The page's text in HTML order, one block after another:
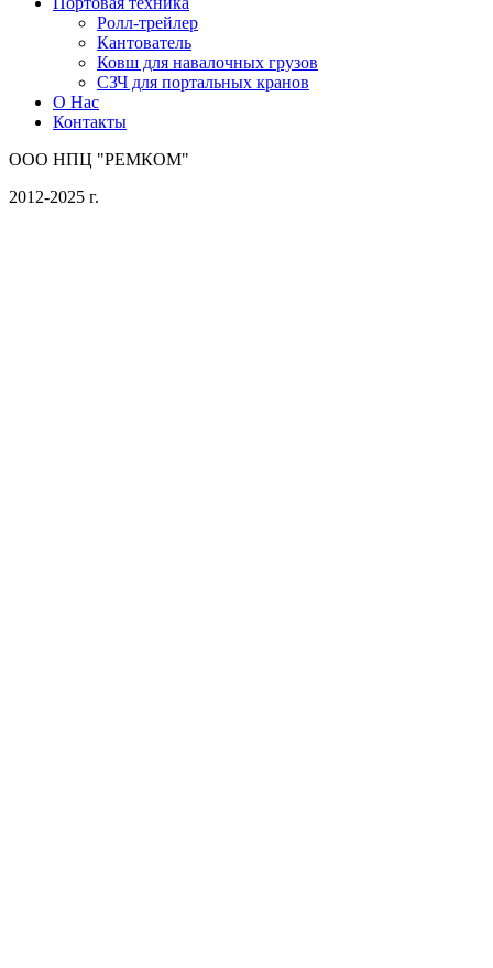
Ролл-трейлер
Кантователь
Ковш для навалочных грузов
СЗЧ для портальных кранов
О Нас
Контакты
ООО НПЦ "РЕМКОМ"
2012-2025 г.